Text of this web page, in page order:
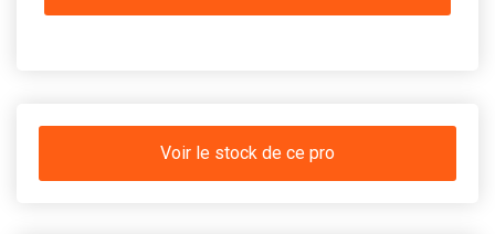
Voir le stock de ce pro